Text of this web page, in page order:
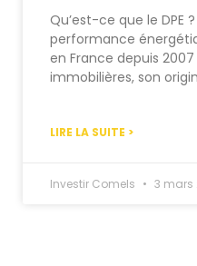
Qu’est-ce que le DPE
performance
en France depuis
immobilières, son
LIRE LA SUITE >
Investir Comels 3 mars